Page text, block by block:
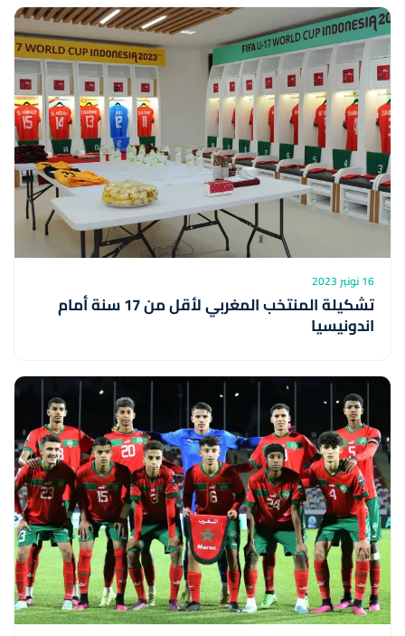
16 نونبر 2023
تشكيلة المنتخب المغربي لأقل من 17 سنة أمام
اندونيسيا